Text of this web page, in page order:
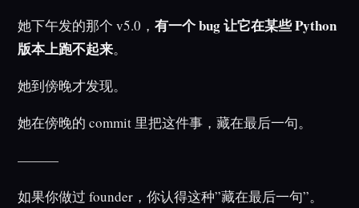
她下午发的那个 v5.0，有一个 bug 让它在某些 Python
版本上跑不起来。
她到傍晚才发现。
她在傍晚的 commit 里把这件事，藏在最后一句。
———
如果你做过 founder，你认得这种”藏在最后一句”。